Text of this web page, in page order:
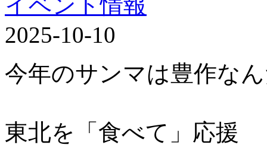
イベント情報
2025-10-10
今年のサンマは豊作な
東北を「食べて」応援